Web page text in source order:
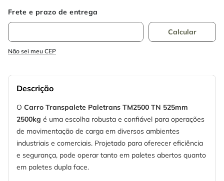
Não sei meu CEP
Descrição
O Carro Transpalete Paletrans TM2500 TN 525mm
2500kg é uma escolha robusta e confiável para operações
de movimentação de carga em diversos ambientes
industriais e comerciais. Projetado para oferecer eficiência
e segurança, pode operar tanto em paletes abertos quanto
em paletes dupla face.